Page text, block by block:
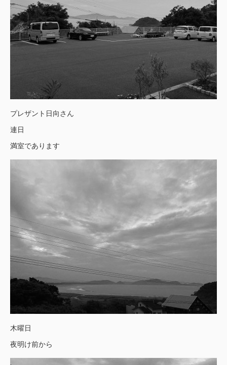
プレザント日向さん
連日
満室であります
木曜日
夜明け前から